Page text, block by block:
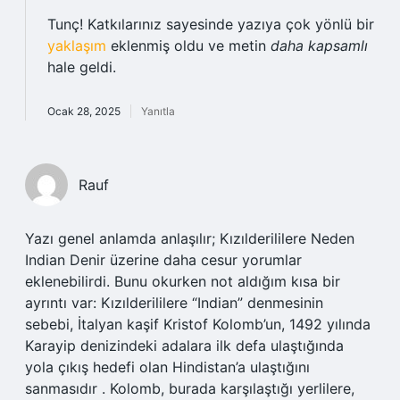
Tunç! Katkılarınız sayesinde yazıya çok yönlü bir
yaklaşım eklenmiş oldu ve metin daha kapsamlı
hale geldi.
Ocak 28, 2025 Yanıtla
Rauf
Yazı genel anlamda anlaşılır; Kızılderililere Neden
Indian Denir üzerine daha cesur yorumlar
eklenebilirdi. Bunu okurken not aldığım kısa bir
ayrıntı var: Kızılderililere “Indian” denmesinin
sebebi, İtalyan kaşif Kristof Kolomb’un, 1492 yılında
Karayip denizindeki adalara ilk defa ulaştığında
yola çıkış hedefi olan Hindistan’a ulaştığını
sanmasıdır . Kolomb, burada karşılaştığı yerlilere,